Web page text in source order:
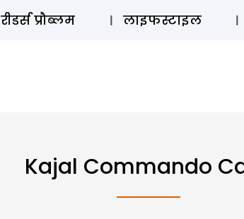
रीडर्स प्रौब्लम लाइफस्टाइल
Kajal Commando